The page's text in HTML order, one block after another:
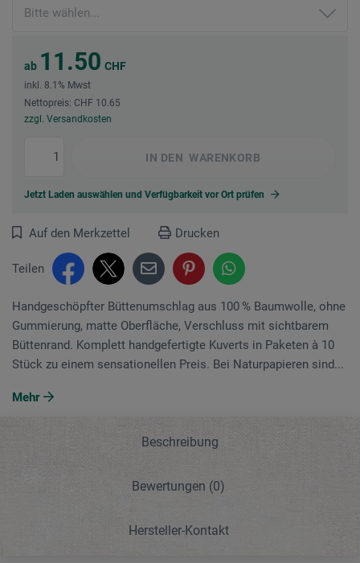
ab 11.50 CHF
inkl. 8.1% Mwst
Nettopreis: CHF 10.65
zzgl. Versandkosten
IN DEN WARENKORB
Jetzt Laden auswählen und Verfügbarkeit vor Ort prüfen
Auf den Merkzettel Drucken
Teilen
Handgeschöpfter Büttenumschlag aus 100 % Baumwolle, ohne
Gummierung, matte Oberfläche, Verschluss mit sichtbarem
Büttenrand. Komplett handgefertigte Kuverts in Paketen à 10
Stück zu einem sensationellen Preis. Bei Naturpapieren sind...
Mehr
Beschreibung
Bewertungen (0)
Hersteller-Kontakt